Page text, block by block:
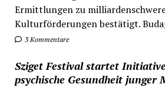
Ermittlungen zu
Kulturförderungen bestätigt.
3 Kommentare
Sziget Festival startet
psychische Gesundheit junger